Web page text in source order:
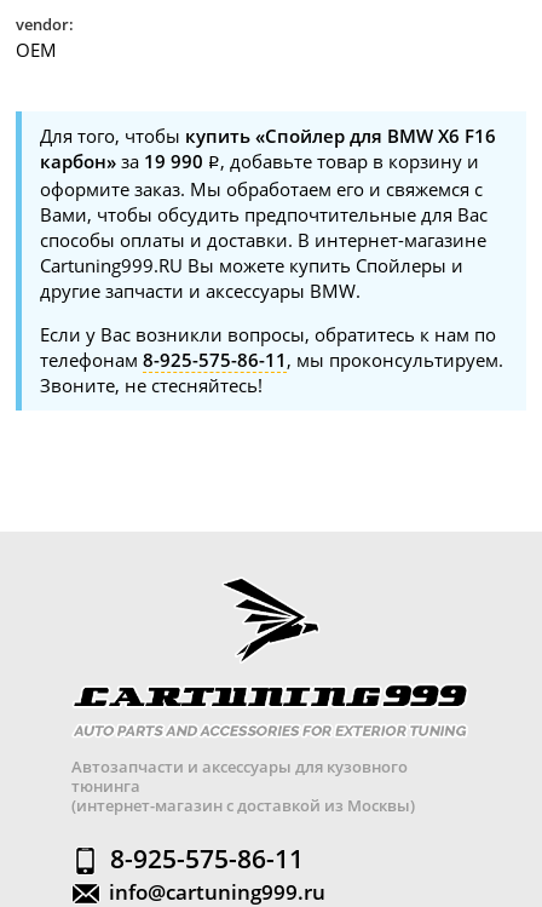
vendor:
OEM
Для того, чтобы купить «Спойлер для BMW X6 F16
карбон» за 19 990
, добавьте товар в корзину и
оформите заказ. Мы обработаем его и свяжемся с
Вами, чтобы обсудить предпочтительные для Вас
способы оплаты и доставки. В интернет-магазине
Cartuning999.RU Вы можете купить Спойлеры и
другие запчасти и аксессуары BMW.
Если у Вас возникли вопросы, обратитесь к нам по
телефонам8-925-575-86-11 , мы проконсультируем.
Звоните, не стесняйтесь!
Автозапчасти и аксессуары для кузовного
тюнинга
(интернет-магазин с доставкой из Москвы)
8-925-575-86-11
info@cartuning999.ru